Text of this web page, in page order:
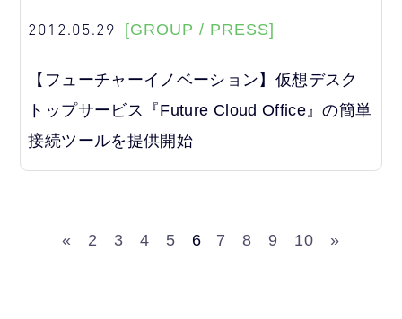
2012.05.29 [GROUP / PRESS]
【フューチャーイノベーション】仮想デスク
トップサービス『Future Cloud Office』の簡単
接続ツールを提供開始
« 2 3 4 5 6 7 8 9 10 »